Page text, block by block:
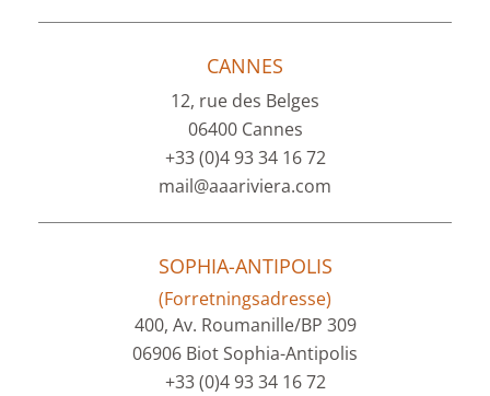
CANNES
12, rue des Belges
06400 Cannes
+33 (0)4 93 34 16 72
mail@aaariviera.com
SOPHIA-ANTIPOLIS
(Forretningsadresse)
400, Av. Roumanille/BP 309
06906 Biot Sophia-Antipolis
+33 (0)4 93 34 16 72